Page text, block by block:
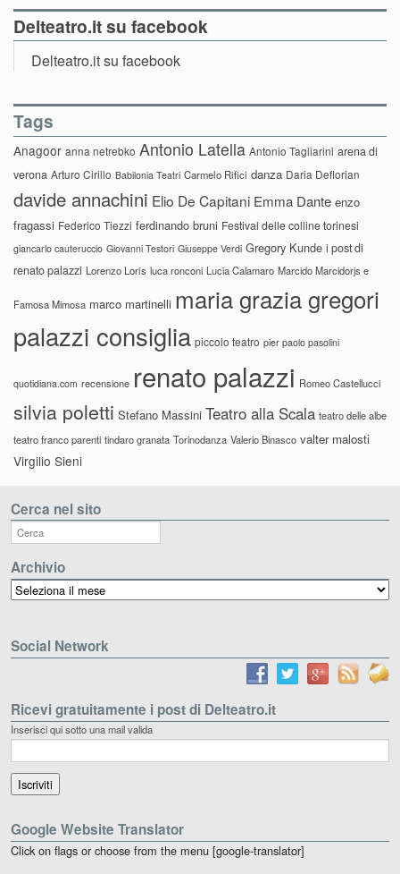
Delteatro.it su facebook
Delteatro.it su facebook
Tags
Anagoor anna netrebko Antonio Latella Antonio Tagliarini arena di
verona Arturo Cirillo Babilonia Teatri Carmelo Rifici danza Daria Deflorian
davide annachini Elio De Capitani Emma Dante enzo
fragassi Federico Tiezzi ferdinando bruni Festival delle colline torinesi
giancarlo cauteruccio Giovanni Testori Giuseppe Verdi Gregory Kunde i post di
renato palazzi Lorenzo Loris luca ronconi Lucia Calamaro Marcido Marcidorjs e
Famosa Mimosa marco martinelli maria grazia gregori
palazzi consiglia piccolo teatro pier paolo pasolini
quotidiana.com recensione renato palazzi Romeo Castellucci
silvia poletti Stefano Massini Teatro alla Scala teatro delle albe
teatro franco parenti tindaro granata Torinodanza Valerio Binasco valter malosti
Virgilio Sieni
Cerca nel sito
Archivio
Archivio
Social Network
Ricevi gratuitamente i post di Delteatro.it
Inserisci qui sotto una mail valida
Google Website Translator
Click on flags or choose from the menu [google-translator]